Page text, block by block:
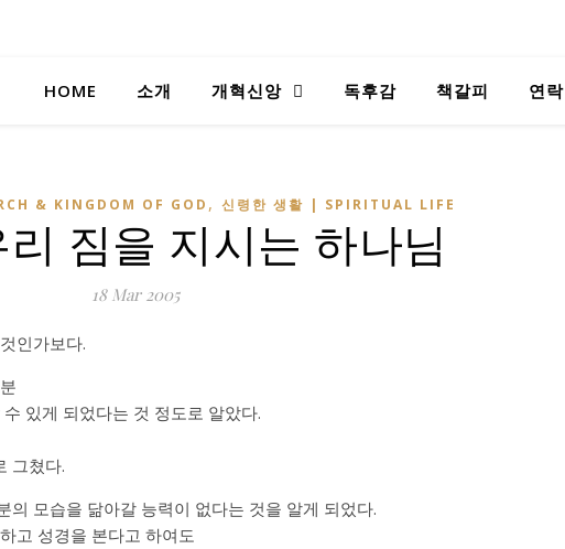
HOME 소개 개혁신앙 독후감 책갈피 연락
& KINGDOM OF GOD , 신령한 생활 | SPIRITUAL LIFE
짐을 지시는 하나님
18 Mar 2005
인가보다.
있게 되었다는 것 정도로 알았다.
그쳤다.
의 모습을 닮아갈 능력이 없다는 것을 알게 되었다.
고 성경을 본다고 하여도